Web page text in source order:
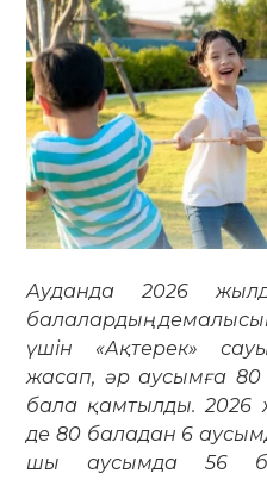
Ауданда 2026
балалардың
үшін «Ақтерек»
жасап, әр аусымға
бала қамтылды. 2026
де 80 баладан 6
шы аусымда 56